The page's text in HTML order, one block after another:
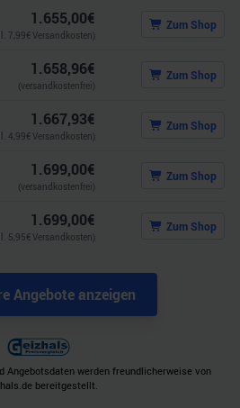
1.655,00€
7,99€ Versandkosten)
Zum Shop
1.658,96€
(versandkostenfrei)
Zum Shop
1.667,93€
4,99€ Versandkosten)
Zum Shop
1.699,00€
(versandkostenfrei)
Zum Shop
1.699,00€
5,95€ Versandkosten)
Zum Shop
Angebote anzeigen
Angebotsdaten werden freundlicherweise von
bereitgestellt.